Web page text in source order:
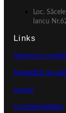
Loc.
Iancu
Links
Termeni si
Modalitati de
Livrare
Confidentialitate